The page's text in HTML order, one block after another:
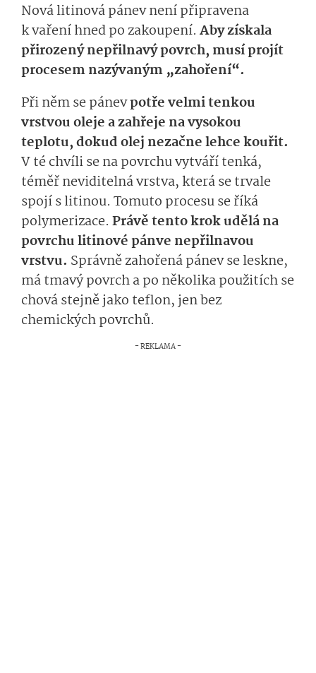
Nová litinová pánev není připravena
k vaření hned po zakoupení. Aby získala
přirozený nepřilnavý povrch, musí projít
procesem nazývaným „zahoření“.
Při něm se pánevpotře velmi tenkou
vrstvou oleje a zahřeje na vysokou
teplotu, dokud olej nezačne lehce kouřit.
V té chvíli se na povrchu vytváří tenká,
téměř neviditelná vrstva, která se trvale
spojí s litinou. Tomuto procesu se říká
polymerizace. Právě tento krok udělá na
povrchu litinové pánve nepřilnavou
vrstvu. Správně zahořená pánev se leskne,
má tmavý povrch a po několika použitích se
chová stejně jako teflon, jen bez
chemických povrchů.